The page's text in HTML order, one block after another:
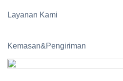
Layanan Kami
Kemasan&Pengiriman